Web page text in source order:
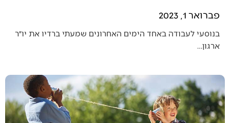
פברואר 1, 2023
בנוסעי לעבודה באחד הימים האחרונים שמעתי ברדיו את יו״ר
ארגון…